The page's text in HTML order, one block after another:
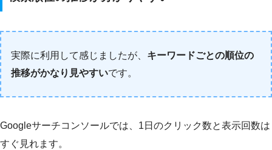
実際に利用して感じましたが、 キーワードごとの順位の
推移がかなり見やすいです。
Googleサーチコンソールでは、1日のクリック数と表示回数は
すぐ見れます。